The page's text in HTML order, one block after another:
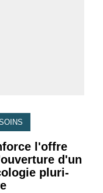
l'offre
d'un
pluri-